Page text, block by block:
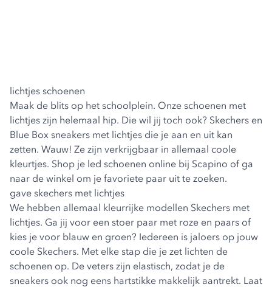
lichtjes schoenen
Maak de blits op het schoolplein. Onze schoenen met
lichtjes zijn helemaal hip. Die wil jij toch ook? Skechers en
Blue Box sneakers met lichtjes die je aan en uit kan
zetten. Wauw! Ze zijn verkrijgbaar in allemaal coole
kleurtjes. Shop je led schoenen online bij Scapino of ga
naar de winkel om je favoriete paar uit te zoeken.
gave skechers met lichtjes
We hebben allemaal kleurrijke modellen Skechers met
lichtjes. Ga jij voor een stoer paar met roze en paars of
kies je voor blauw en groen? Iedereen is jaloers op jouw
coole Skechers. Met elke stap die je zet lichten de
schoenen op. De veters zijn elastisch, zodat je de
sneakers ook nog eens hartstikke makkelijk aantrekt. Laat